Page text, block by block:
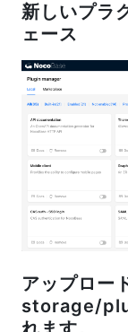
新しいプラ
ェース
アップロー
storage/